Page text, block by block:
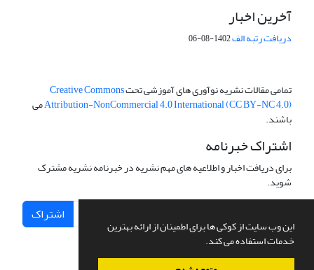
این وب سایت از کوکی ها برای اطمینان از ارائه بهترین
خدمات استفاده می کند.
آخرین اخبار
دریافت رتبه الف1402-08-06
تمامی مقالات نشریه نوآوری های آموزشی تحتCreative Commons
Attribution-NonCommercial 4.0 International (CC BY-NC 4.0)می
باشند.
اشتراک خبرنامه
برای دریافت اخبار و اطلاعیه های مهم نشریه در خبرنامه نشریه مشترک
شوید.
اشتراک